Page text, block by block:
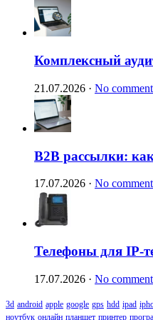
Комплексный
21.07.2026 · No
B2B рассылки:
17.07.2026 · No
Телефоны для IP-
17.07.2026 · No
3d android apple google gps hdd ipad
ноутбук онлайн планшет принтер